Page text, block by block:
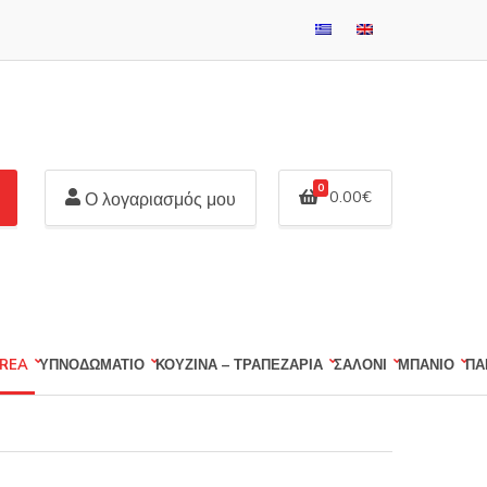
Ο λογαριασμός μου 0 0.00€
ΥΠΝΟΔΩΜΑΤΙΟ ΚΟΥΖΙΝΑ – ΤΡΑΠΕΖΑΡΙΑ ΣΑΛΟΝΙ ΜΠΑΝΙΟ